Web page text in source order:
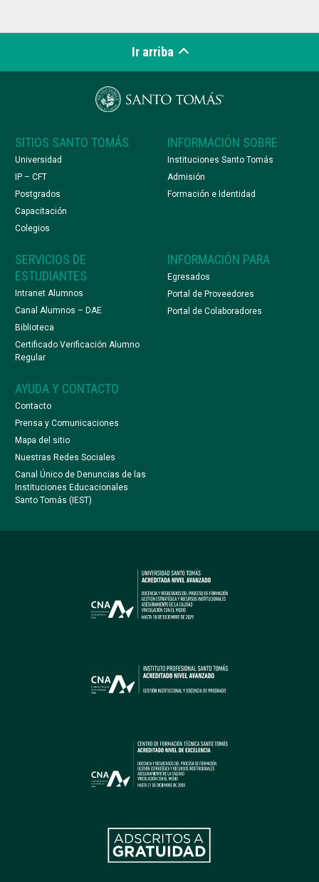
Ir arriba
SITIOS SANTO TOMÁS
Universidad
IP – CFT
Postgrados
Capacitación
Colegios
INFORMACIÓN SOBRE
Instituciones Santo Tomás
Admisión
Formación e Identidad
SERVICIOS DE
ESTUDIANTES
Intranet Alumnos
Canal Alumnos – DAE
Biblioteca
Certificado Verificación Alumno
Regular
INFORMACIÓN PARA
Egresados
Portal de Proveedores
Portal de Colaboradores
AYUDA Y CONTACTO
Contacto
Prensa y Comunicaciones
Mapa del sitio
Nuestras Redes Sociales
Canal Único de Denuncias de las
Instituciones Educacionales
Santo Tomás (IEST)